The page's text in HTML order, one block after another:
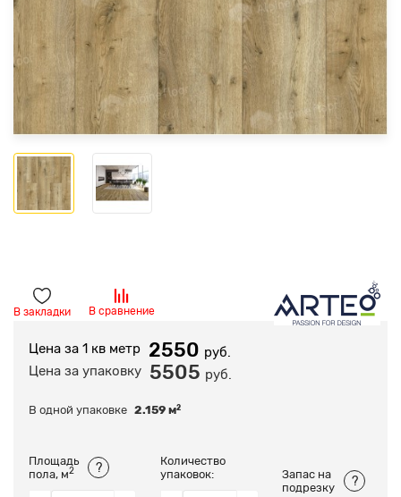
В закладки В сравнение
Цена за 1 кв метр 2550 руб.
Цена за упаковку 5505 руб.
В одной упаковке 2.159 м2
Площадь
пола, м2 ?
Количество
упаковок:
Запас на
подрезку
?